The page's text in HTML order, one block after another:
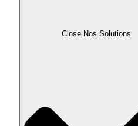
Close Nos Solutions